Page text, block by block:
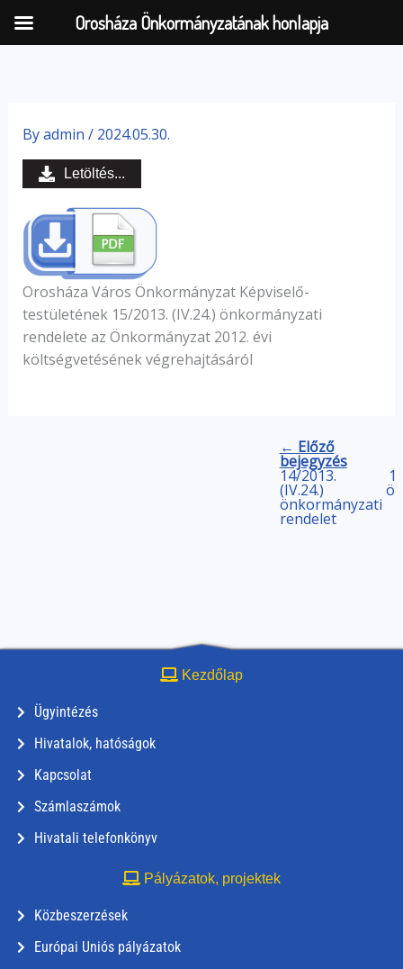
content
Byadmin / 2024.05.30.
Orosháza Város Önkormányzat Képviselő-
testületének 15/2013. (IV.24.) önkormányzati
rendelete az Önkormányzat 2012. évi
költségvetésének végrehajtásáról
Letöltés...
← Előző
bejegyzés
14/2013.
(IV.24.)
önkormányzati
rendelet
Kezdőlap
Ügyintézés
Hivatalok, hatóságok
Kapcsolat
Számlaszámok
Hivatali telefonkönyv
Pályázatok, projektek
Közbeszerzések
Európai Uniós pályázatok
Orosháza Önkormányzatának honlapja